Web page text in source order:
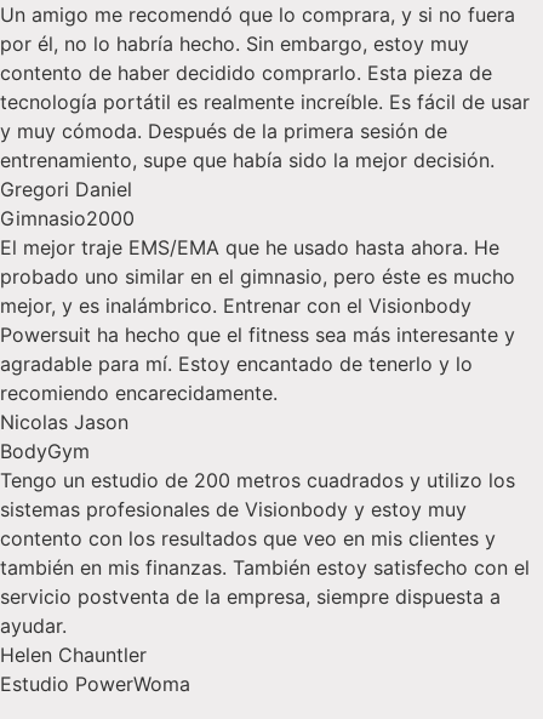
Un amigo me recomendó que lo comprara, y si no fuera
por él, no lo habría hecho. Sin embargo, estoy muy
contento de haber decidido comprarlo. Esta pieza de
tecnología portátil es realmente increíble. Es fácil de usar
y muy cómoda. Después de la primera sesión de
entrenamiento, supe que había sido la mejor decisión.
Gregori Daniel
Gimnasio2000
El mejor traje EMS/EMA que he usado hasta ahora. He
probado uno similar en el gimnasio, pero éste es mucho
mejor, y es inalámbrico. Entrenar con el Visionbody
Powersuit ha hecho que el fitness sea más interesante y
agradable para mí. Estoy encantado de tenerlo y lo
recomiendo encarecidamente.
Nicolas Jason
BodyGym
Tengo un estudio de 200 metros cuadrados y utilizo los
sistemas profesionales de Visionbody y estoy muy
contento con los resultados que veo en mis clientes y
también en mis finanzas. También estoy satisfecho con el
servicio postventa de la empresa, siempre dispuesta a
ayudar.
Helen Chauntler
Estudio PowerWoma